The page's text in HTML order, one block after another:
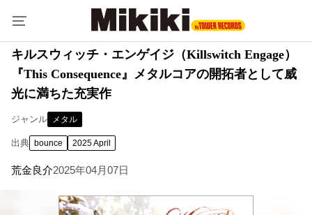
キルスウィッチ・エンゲイジ（Killswitch Engage）
『This Consequence』メタルコアの開拓者として威
光に満ちた充実作
ジャンル メタル
出典 bounce 2025 April
荒金良介2025年04月07日